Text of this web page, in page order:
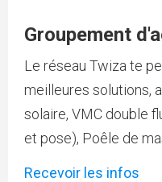
Groupement
Le réseau Twiza te
meilleures solutions,
solaire, VMC double
et pose), Poêle de
Recevoir les infos